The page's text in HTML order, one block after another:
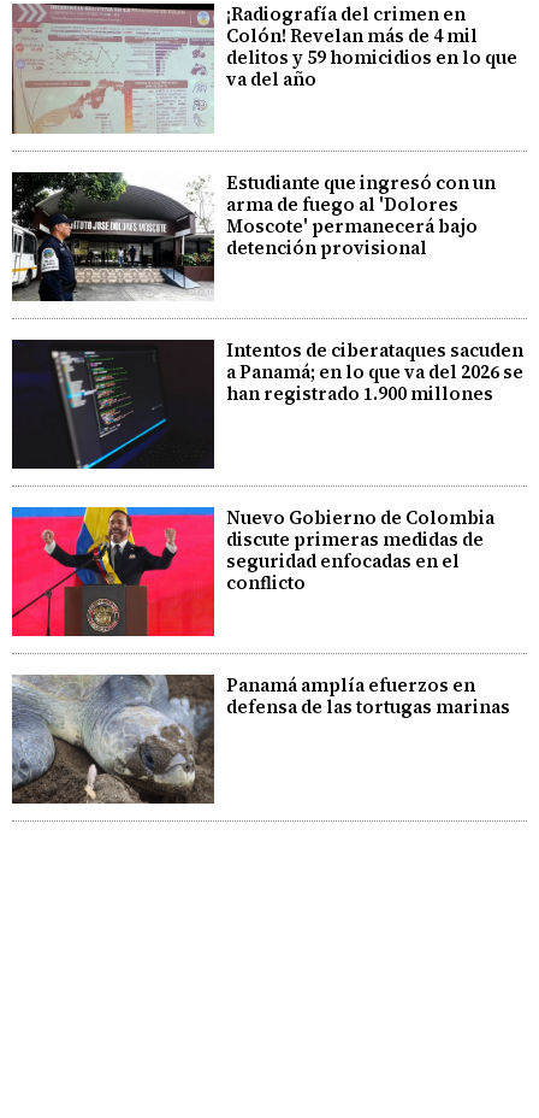
¡Radiografía del crimen en
Colón! Revelan más de 4 mil
delitos y 59 homicidios en lo que
va del año
Estudiante que ingresó con un
arma de fuego al 'Dolores
Moscote' permanecerá bajo
detención provisional
Intentos de ciberataques sacuden
a Panamá; en lo que va del 2026 se
han registrado 1.900 millones
Nuevo Gobierno de Colombia
discute primeras medidas de
seguridad enfocadas en el
conflicto
Panamá amplía efuerzos en
defensa de las tortugas marinas